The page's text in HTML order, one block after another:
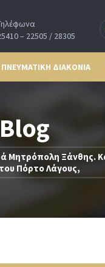
– 22505 / 28305
ΠΝΕΥΜΑΤΙΚΗ ΔΙΑΚΟΝΙΑ
Blog
Μητρόπολη Ξάνθης.
Πόρτο Λάγους,